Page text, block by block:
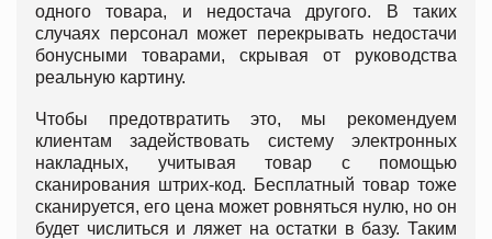
одного товара, и недостача другого. В таких
случаях персонал может перекрывать недостачи
бонусными товарами, скрывая от руководства
реальную картину.
Чтобы предотвратить это, мы рекомендуем
клиентам задействовать систему электронных
накладных, учитывая товар с помощью
сканирования штрих-код. Бесплатный товар тоже
сканируется, его цена может ровняться нулю, но он
будет числиться и ляжет на остатки в базу. Таким